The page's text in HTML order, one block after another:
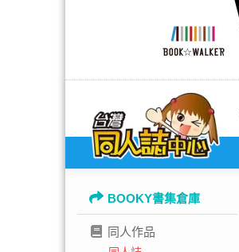
BOOKY書集倉庫
同人作品